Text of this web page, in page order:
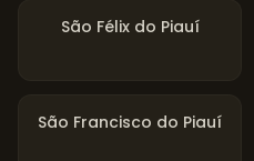
São Félix do Piauí
São Francisco do Piauí